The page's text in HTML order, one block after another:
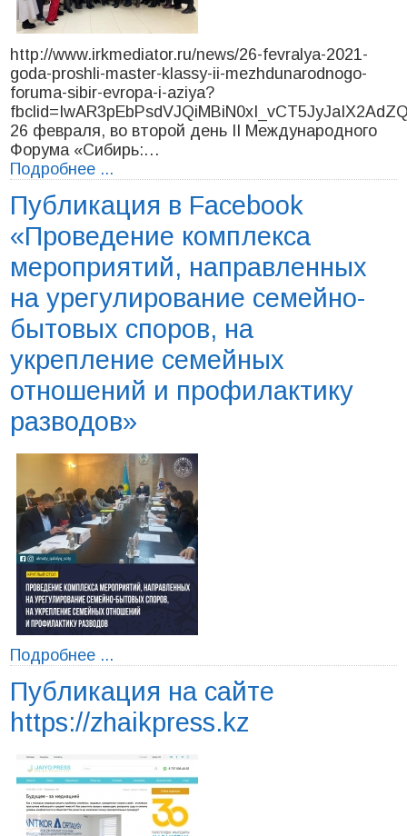
http://www.irkmediator.ru/news/26-fevralya-2021-
goda-proshli-master-klassy-ii-mezhdunarodnogo-
foruma-sibir-evropa-i-aziya?
26 февраля, во второй день II Международного
Форума «Сибирь:…
Подробнее ...
Публикация в Facebook
«Проведение комплекса
мероприятий, направленных
на урегулирование семейно-
бытовых споров, на
укрепление семейных
отношений и профилактику
разводов»
Подробнее ...
Публикация на сайте
https://zhaikpress.kz